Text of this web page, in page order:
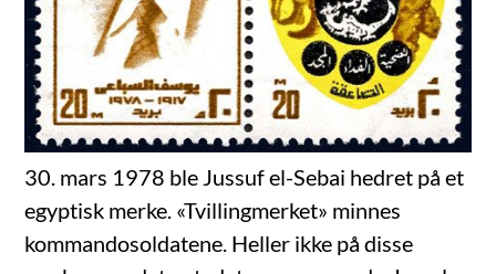
30. mars 1978 ble Jussuf el-Sebai hedret på et
egyptisk merke. «Tvillingmerket» minnes
kommandosoldatene. Heller ikke på disse